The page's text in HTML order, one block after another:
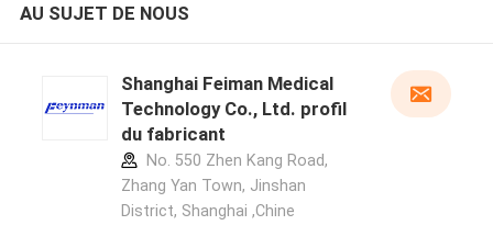
AU SUJET DE NOUS
Shanghai Feiman Medical
Technology Co., Ltd. profil
du fabricant
No. 550 Zhen Kang Road,
Zhang Yan Town, Jinshan
District, Shanghai ,Chine